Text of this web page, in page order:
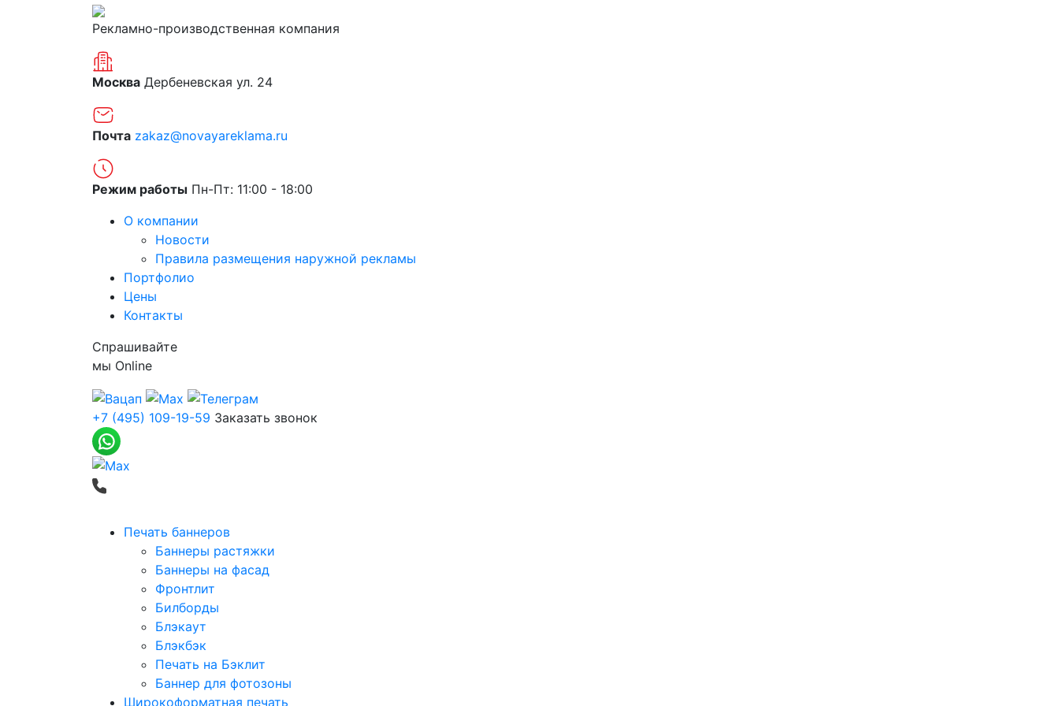
Рекламно-производственная компания
Москва Дербеневская ул. 24
Почта zakaz@novayareklama.ru
Режим работы Пн-Пт: 11:00 - 18:00
О компании
Новости
Правила размещения наружной рекламы
Портфолио
Цены
Контакты
Спрашивайте
мы Online
+7 (495) 109-19-59 Заказать звонок
Печать баннеров
Баннеры растяжки
Баннеры на фасад
Фронтлит
Билборды
Блэкаут
Блэкбэк
Печать на Бэклит
Баннер для фотозоны
Широкоформатная печать